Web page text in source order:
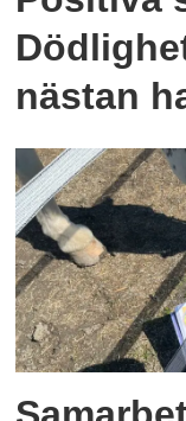
nästan